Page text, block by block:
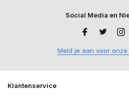
Social Media en
Meld je aan voor
Klantenservice